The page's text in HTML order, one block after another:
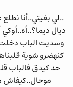
..لي بغيتي..أنا
ديال
وسديت الباب
حد كيدق فالباب
موحال..كيفاش